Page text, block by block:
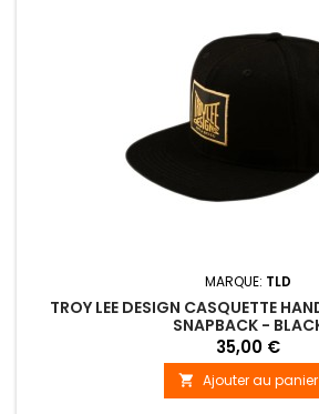
MARQUE: TLD
TROY LEE DESIGN CASQUETTE
SNAPBACK -
35,00 €
 Ajouter au panier